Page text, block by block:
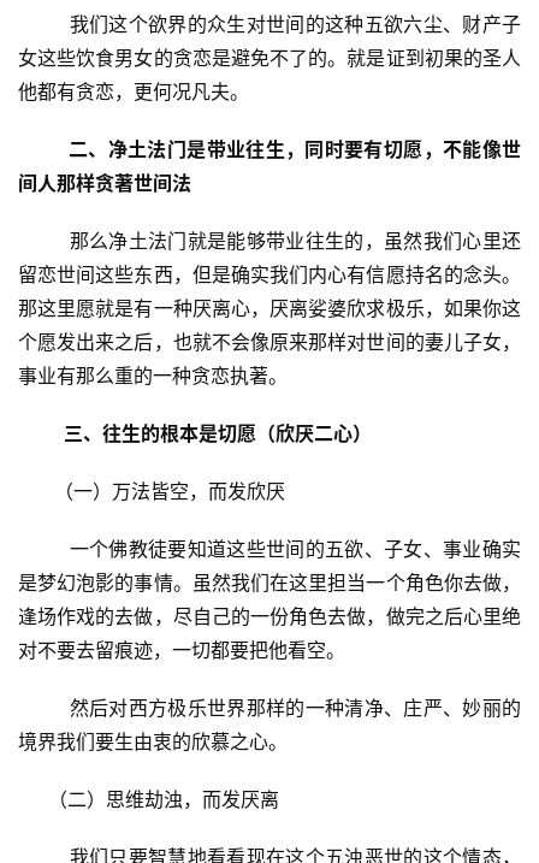
我们这个欲界的众生对世间的这种五欲六尘、财产子
女这些饮食男女的贪恋是避免不了的。就是证到初果的圣人
他都有贪恋，更何况凡夫。
二、净土法门是带业往生，同时要有切愿，不能像世
间人那样贪著世间法
那么净土法门就是能够带业往生的，虽然我们心里还
留恋世间这些东西，但是确实我们内心有信愿持名的念头。
那这里愿就是有一种厌离心，厌离娑婆欣求极乐，如果你这
个愿发出来之后，也就不会像原来那样对世间的妻儿子女，
事业有那么重的一种贪恋执著。
三、往生的根本是切愿（欣厌二心）
（一）万法皆空，而发欣厌
一个佛教徒要知道这些世间的五欲、子女、事业确实
是梦幻泡影的事情。虽然我们在这里担当一个角色你去做，
逢场作戏的去做，尽自己的一份角色去做，做完之后心里绝
对不要去留痕迹，一切都要把他看空。
然后对西方极乐世界那样的一种清净、庄严、妙丽的
境界我们要生由衷的欣慕之心。
（二）思维劫浊，而发厌离
我们只要智慧地看看现在这个五浊恶世的这个情态，